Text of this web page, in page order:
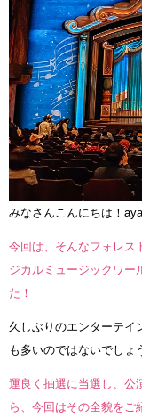
みなさんこんにちは！
今回は、そんなフォレス
ジカルミュージックワー
た！
久しぶりのエンターテイ
も多いのではないでしょ
運良く抽選に当選し、公
ら、今回はその全貌をご